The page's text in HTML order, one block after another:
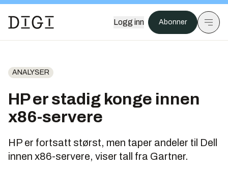
Logg inn Abonner
ANALYSER
HP er stadig konge innen
x86-servere
HP er fortsatt størst, men taper andeler til Dell
innen x86-servere, viser tall fra Gartner.